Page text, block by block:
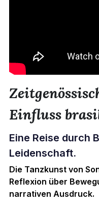
Einfluss
Eine Reise durch
Leidenschaft.
Die Tanzkunst von
Reflexion über
narrativen Ausdruck.